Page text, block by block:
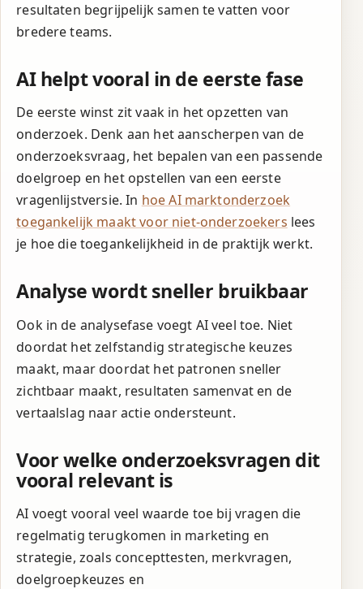
resultaten begrijpelijk samen te vatten voor
bredere teams.
AI helpt vooral in de eerste fase
De eerste winst zit vaak in het opzetten van
onderzoek. Denk aan het aanscherpen van de
onderzoeksvraag, het bepalen van een passende
doelgroep en het opstellen van een eerste
vragenlijstversie. In hoe AI marktonderzoek
toegankelijk maakt voor niet-onderzoekers lees
je hoe die toegankelijkheid in de praktijk werkt.
Analyse wordt sneller bruikbaar
Ook in de analysefase voegt AI veel toe. Niet
doordat het zelfstandig strategische keuzes
maakt, maar doordat het patronen sneller
zichtbaar maakt, resultaten samenvat en de
vertaalslag naar actie ondersteunt.
Voor welke onderzoeksvragen dit
vooral relevant is
AI voegt vooral veel waarde toe bij vragen die
regelmatig terugkomen in marketing en
strategie, zoals concepttesten, merkvragen,
doelgroepkeuzes en